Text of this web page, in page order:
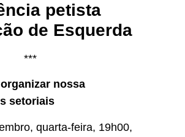
petista
de Esquerda
***
nossa
setoriais
quarta-feira, 19h00,